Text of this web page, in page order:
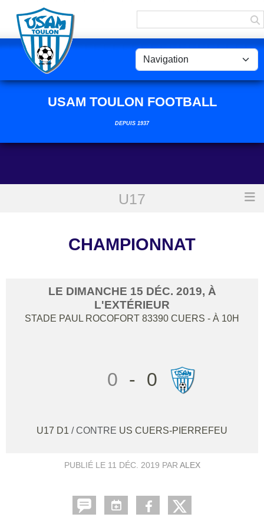
USAM TOULON FOOTBALL
DEPUIS 1937
U17
Championnat
CHAMPIONNAT
LE DIMANCHE 15 DÉC. 2019, À
L'EXTÉRIEUR
STADE PAUL ROCOFORT 83390 CUERS - À 10H
0 - 0
U17 D1 / CONTRE US CUERS-PIERREFEU
PUBLIÉ LE 11 DÉC. 2019 PAR ALEX
Panneau de gestion des cookies